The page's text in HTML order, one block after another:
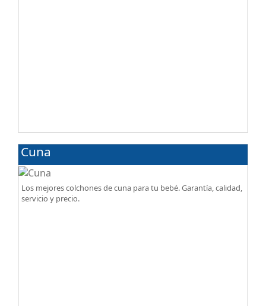
Cuna
Los mejores colchones de cuna para tu bebé. Garantía, calidad,
servicio y precio.